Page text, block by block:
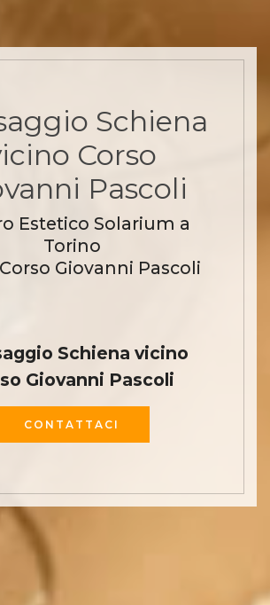
Schiena
Corso
Pascoli
Estetico Solarium a
Torino
Giovanni Pascoli
Schiena vicino
Giovanni Pascoli
CONTATTACI